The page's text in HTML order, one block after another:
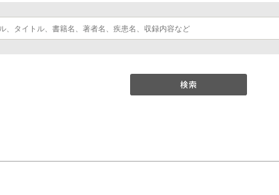
検索